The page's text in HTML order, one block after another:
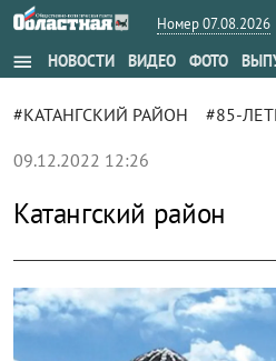
Номер 07.08.2026
menu НОВОСТИ ВИДЕО ФОТО
#КАТАНГСКИЙ РАЙОН #85-
09.12.2022 12:26
Катангский район